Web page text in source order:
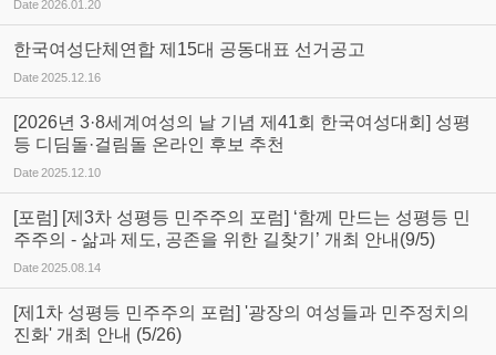
Date2026.01.20
한국여성단체연합 제15대 공동대표 선거공고
Date2025.12.16
[2026년 3·8세계여성의 날 기념 제41회 한국여성대회] 성평
등 디딤돌·걸림돌 온라인 후보 추천
Date2025.12.10
[포럼] [제3차 성평등 민주주의 포럼] ‘함께 만드는 성평등 민
주주의 - 삶과 제도, 공존을 위한 길찾기’ 개최 안내(9/5)
Date2025.08.14
[제1차 성평등 민주주의 포럼] '광장의 여성들과 민주정치의
진화' 개최 안내 (5/26)